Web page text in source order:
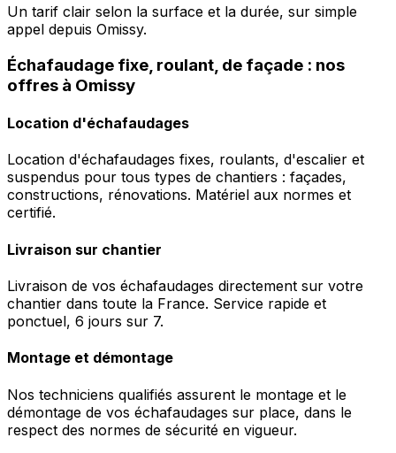
Un tarif clair selon la surface et la durée, sur simple
appel depuis Omissy.
Échafaudage fixe, roulant, de façade : nos
offres à Omissy
Location d'échafaudages
Location d'échafaudages fixes, roulants, d'escalier et
suspendus pour tous types de chantiers : façades,
constructions, rénovations. Matériel aux normes et
certifié.
Livraison sur chantier
Livraison de vos échafaudages directement sur votre
chantier dans toute la France. Service rapide et
ponctuel, 6 jours sur 7.
Montage et démontage
Nos techniciens qualifiés assurent le montage et le
démontage de vos échafaudages sur place, dans le
respect des normes de sécurité en vigueur.